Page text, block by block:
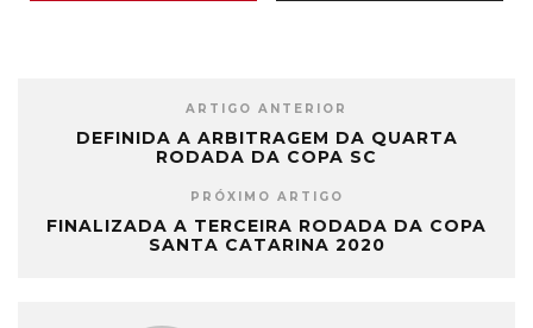
ARTIGO ANTERIOR
DEFINIDA A ARBITRAGEM DA QUARTA
RODADA DA COPA SC
PRÓXIMO ARTIGO
FINALIZADA A TERCEIRA RODADA DA COPA
SANTA CATARINA 2020